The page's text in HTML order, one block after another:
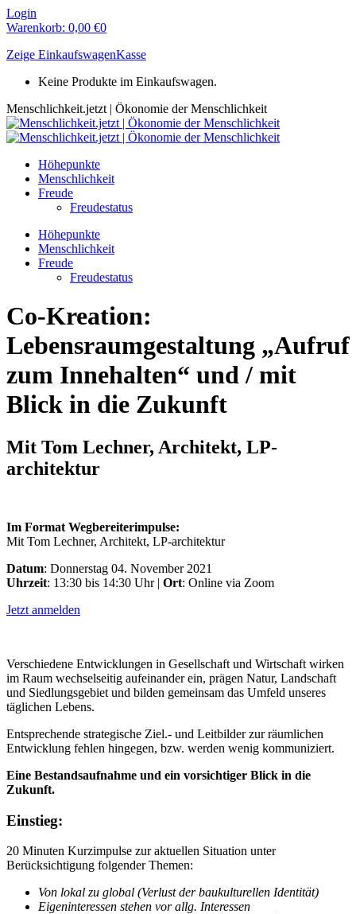
Zum
Inhalt
Login
Warenkorb: 0,00 €0
Zeige EinkaufswagenKasse
Keine Produkte im Einkaufswagen.
Menschlichkeit.jetzt | Ökonomie der Menschlichkeit
Höhepunkte
Menschlichkeit
Freude
Freudestatus
Höhepunkte
Menschlichkeit
Freude
Freudestatus
Co-Kreation:
Lebensraumgestaltung „Aufruf
zum Innehalten“ und / mit
Blick in die Zukunft
Mit Tom Lechner, Architekt, LP-
architektur
Im Format Wegbereiterimpulse:
Mit Tom Lechner, Architekt, LP-architektur
Datum: Donnerstag 04. November 2021
Uhrzeit: 13:30 bis 14:30 Uhr | Ort: Online via Zoom
Jetzt anmelden
Verschiedene Entwicklungen in Gesellschaft und Wirtschaft wirken
im Raum wechselseitig aufeinander ein, prägen Natur, Landschaft
und Siedlungsgebiet und bilden gemeinsam das Umfeld unseres
täglichen Lebens.
Entsprechende strategische Ziel.- und Leitbilder zur räumlichen
Entwicklung fehlen hingegen, bzw. werden wenig kommuniziert.
Eine Bestandsaufnahme und ein vorsichtiger Blick in die
Zukunft.
Einstieg:
20 Minuten Kurzimpulse zur aktuellen Situation unter
Berücksichtigung folgender Themen:
Von lokal zu global (Verlust der baukulturellen Identität)
Eigeninteressen stehen vor allg. Interessen